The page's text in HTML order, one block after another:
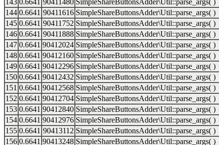
143 0.6641 90411480 SimpleShareButtonsAdder\Util::parse_args( )
144 0.6641 90411616 SimpleShareButtonsAdder\Util::parse_args( )
145 0.6641 90411752 SimpleShareButtonsAdder\Util::parse_args( )
146 0.6641 90411888 SimpleShareButtonsAdder\Util::parse_args( )
147 0.6641 90412024 SimpleShareButtonsAdder\Util::parse_args( )
148 0.6641 90412160 SimpleShareButtonsAdder\Util::parse_args( )
149 0.6641 90412296 SimpleShareButtonsAdder\Util::parse_args( )
150 0.6641 90412432 SimpleShareButtonsAdder\Util::parse_args( )
151 0.6641 90412568 SimpleShareButtonsAdder\Util::parse_args( )
152 0.6641 90412704 SimpleShareButtonsAdder\Util::parse_args( )
153 0.6641 90412840 SimpleShareButtonsAdder\Util::parse_args( )
154 0.6641 90412976 SimpleShareButtonsAdder\Util::parse_args( )
155 0.6641 90413112 SimpleShareButtonsAdder\Util::parse_args( )
156 0.6641 90413248 SimpleShareButtonsAdder\Util::parse_args( )